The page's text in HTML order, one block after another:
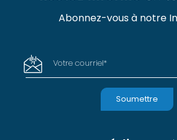
Abonnez-vous à notre
Votre courriel*